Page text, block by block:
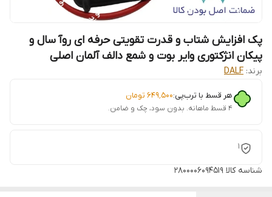
پک افزایش شتاب و قدرت تقویتی حرفه ای روآ سال و
پیکان انژکتوری وایر بوت و شمع دالف آلمان اصلی
برند: DALF
هر قسط با ترب‌پی:۶۴۹٬۵۰۰ تومان
۴ قسط ماهانه. بدون سود، چک و ضامن.
1
شناسه کالا 2800006094519